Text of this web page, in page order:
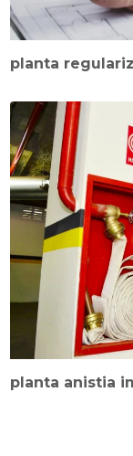
planta
planta anistia